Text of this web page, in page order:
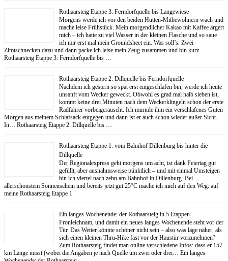
Rothaarsteig Etappe 3: Ferndorfquelle bis Langewiese
Morgens werde ich vor den beiden Hütten-Mitbewohnern wach und
mache leise Frühstück. Mein morgendlicher Kakao mit Kaffee ärgert
mich – ich hatte zu viel Wasser in der kleinen Flasche und so saue
ich mir erst mal mein Groundsheet ein. Was soll’s. Zwei
Zimtschnecken dazu und dann packe ich leise mein Zeug zusammen und bin kurz…
Rothaarsteig Etappe 3: Ferndorfquelle bis …
Rothaarsteig Etappe 2: Dillquelle bis Ferndorfquelle
Nachdem ich gestern so spät erst eingeschlafen bin, werde ich heute
unsanft vom Wecker geweckt. Obwohl es grad mal halb sieben ist,
kommt keine drei Minuten nach dem Weckerklingeln schon der erste
Radfahrer vorbeigerauscht. Ich murmle ihm ein verschlafenes Guten
Morgen aus meinem Schlafsack entgegen und dann ist er auch schon wieder außer Sicht.
In… Rothaarsteig Etappe 2: Dillquelle bis …
Rothaarsteig Etappe 1: vom Bahnhof Dillenburg bis hinter die
Dillquelle
Der Regionalexpress geht morgens um acht, ist dank Feiertag gut
gefüllt, aber ausnahmsweise pünktlich – und mit einmal Umsteigen
bin ich viertel nach zehn am Bahnhof in Dillenburg. Bei
allerschönstem Sonnenschein und bereits jetzt gut 25°C mache ich mich auf den Weg: auf
meine Rothaarsteig Etappe 1.
Ein langes Wochenende: der Rothaarsteig in 5 Etappen
Fronleichnam, und damit ein neues langes Wochenende steht vor der
Tür. Das Wetter könnte schöner nicht sein – also was läge näher, als
sich einen kleinen Thru-Hike fast vor der Haustür vorzunehmen?
Zum Rothaarsteig findet man online verschiedene Infos: dass er 157
km Länge misst (wobei die Angaben je nach Quelle um zwei oder drei… Ein langes